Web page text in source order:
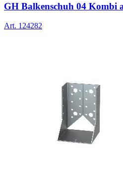
GH Balkenschuh 04 Kombi
Art. 124282